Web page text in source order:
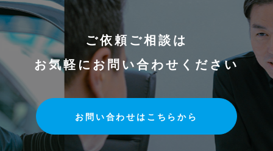
ご依頼ご相談は
お気軽にお問い合わせください
お問い合わせはこちらから